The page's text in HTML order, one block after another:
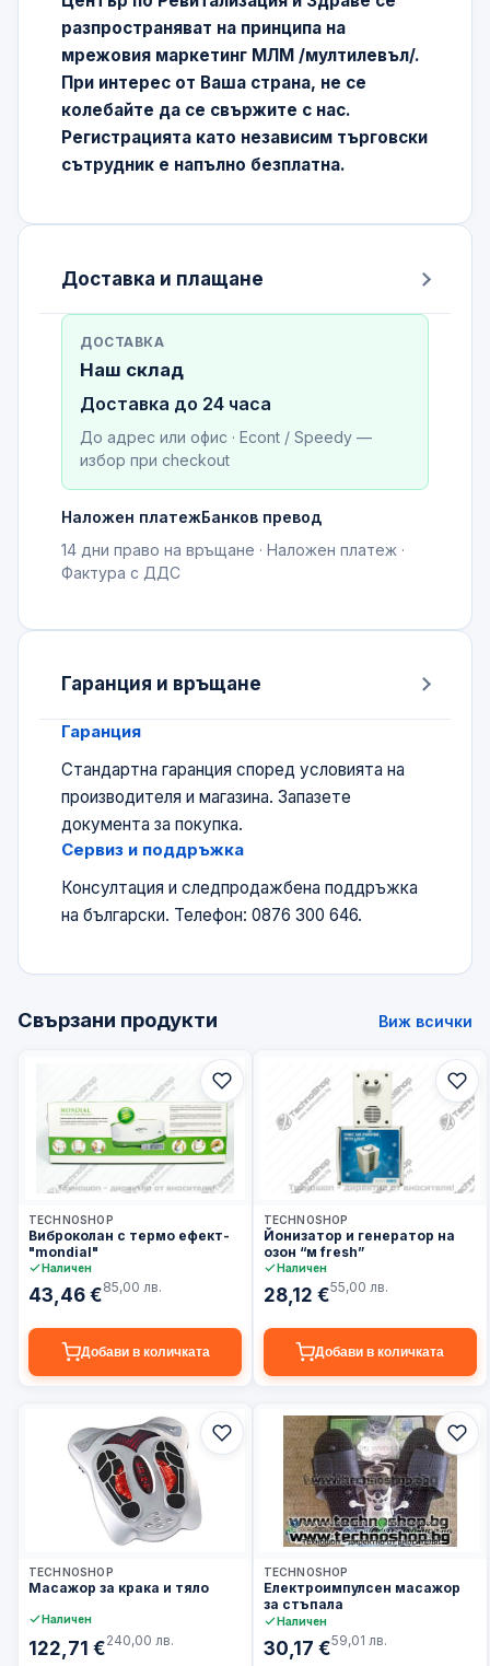
разпространяват на принципа на
мрежовия маркетинг МЛМ /мултилевъл/.
При интерес от Ваша страна, не се
колебайте да се свържите с нас.
Регистрацията като независим търговски
сътрудник е напълно безплатна.
Доставка и плащане
ДОСТАВКА
Наш склад
Доставка до 24 часа
До адрес или офис · Econt / Speedy —
избор при checkout
Наложен платежБанков превод
14 дни право на връщане · Наложен платеж ·
Фактура с ДДС
Гаранция и връщане
Гаранция
Стандартна гаранция според условията на
производителя и магазина. Запазете
документа за покупка.
Сервиз и поддръжка
Консултация и следпродажбена поддръжка
на български. Телефон: 0876 300 646.
Свързани продукти Виж всички
3–5 дни
TECHNOSHOP
Виброколан с термо ефект-
"mondial"
Наличен
43,46 €85,00 лв.
Добави в количката
3–5 дни
TECHNOSHOP
Йонизатор и генератор на
озон “м fresh”
Наличен
28,12 €55,00 лв.
Добави в количката
3–5 дни
TECHNOSHOP
Масажор за крака и тяло
Наличен
122,71 €240,00 лв.
3–5 дни
TECHNOSHOP
Електроимпулсен масажор
за стъпала
Наличен
30,17 €59,01 лв.